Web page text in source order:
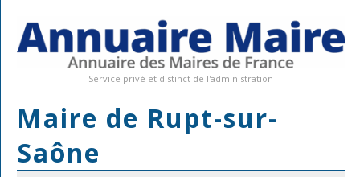
Service privé et distinct de l'administration
Maire de Rupt-sur-
Saône